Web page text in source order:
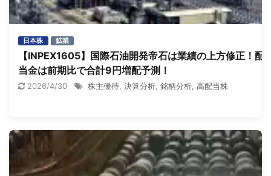
日本株 鉱業
【INPEX1605】国際石油開発帝石は業績の上方修正！配
当金は前期比で合計9円増配予測！
2026/4/30 株主優待 決算分析 銘柄分析 高配当株